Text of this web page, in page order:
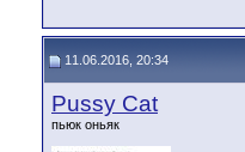
11.06.2016, 20:34
Pussy Cat
пьюк оньяк